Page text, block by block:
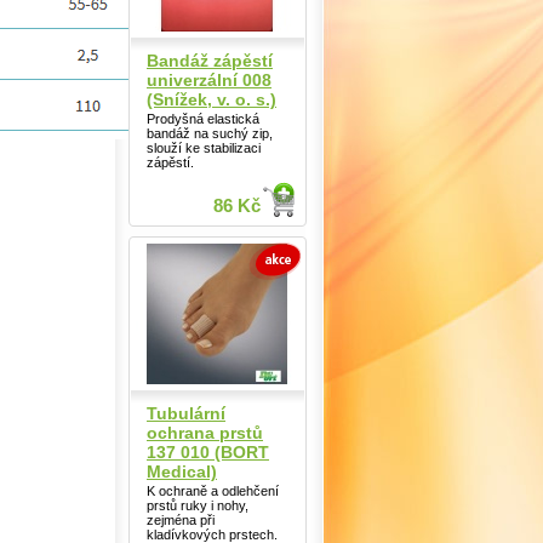
Bandáž zápěstí
univerzální 008
(Snížek, v. o. s.)
Prodyšná elastická
bandáž na suchý zip,
slouží ke stabilizaci
zápěstí.
86 Kč
Tubulární
ochrana prstů
137 010 (BORT
Medical)
K ochraně a odlehčení
prstů ruky i nohy,
zejména při
kladívkových prstech.